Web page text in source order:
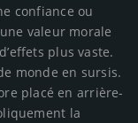
confiance ou
valeur morale
plus vaste.
monde en sursis.
placé en arrière-
la